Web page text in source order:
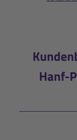
Hanf-